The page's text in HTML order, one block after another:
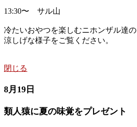
13:30〜 サル山
冷たいおやつを楽しむニホンザル達の
涼しげな様子をご覧ください。
閉じる
8月19日
類人猿に夏の味覚をプレゼント